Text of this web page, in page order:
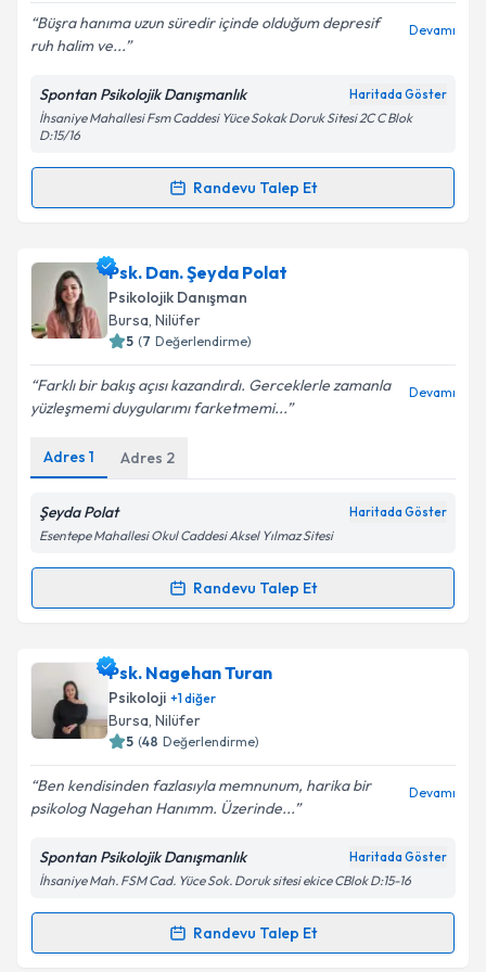
E-posta Adresiniz
Kişisel verilerimin işlenmesine ilişkinAydınlatma
kapsamda işlenmesini kabul ediyorum.
Büşra hanıma uzun süredir içinde olduğum depresif
ruh halim ve...
Devamı
Spontan Psikolojik Danışmanlık Haritada Göster
İhsaniye Mahallesi Fsm Caddesi Yüce Sokak Doruk Sitesi 2C C Blok
D:15/16
Randevu Talep Et
Randevu Takvimi Talebi
Klinik Psikolog Büşra Bulutiçin randevu takvimi
talebi oluşturun. Size bu uzmandan randevu almanız
için bir takvim hazırlandığında e-posta ile
bilgilendireceğiz.
E-posta Adresiniz
Kişisel verilerimin işlenmesine ilişkinAydınlatma
Metni
'ni okudum ve kişisel verilerimin belirtilen
kapsamda işlenmesini kabul ediyorum.
Takvim Talebini Gönder
Psk. Dan. Şeyda Polat
Psikolojik Danışman
Bursa, Nilüfer
5 (7 Değerlendirme)
Farklı bir bakış açısı kazandırdı. Gerceklerle zamanla
yüzleşmemi duygularımı farketmemi...
Devamı
Adres 1 Adres 2
Şeyda Polat Haritada Göster
Esentepe Mahallesi Okul Caddesi Aksel Yılmaz Sitesi
Randevu Talep Et
Randevu Takvimi Talebi
Psk. Dan. Şeyda Polatiçin randevu takvimi talebi
oluşturun. Size bu uzmandan randevu almanız için bir
takvim hazırlandığında e-posta ile bilgilendireceğiz.
Kişisel verilerimin işlenmesine ilişkin
Aydınlatma
Metni'ni okudum ve kişisel verilerimin belirtilen
kapsamda işlenmesini kabul ediyorum.
Psk. Nagehan Turan
Psikoloji +1diğer
Bursa, Nilüfer
5 (48 Değerlendirme)
Ben kendisinden fazlasıyla memnunum, harika bir
psikolog Nagehan Hanımm. Üzerinde...
Devamı
Spontan Psikolojik Danışmanlık Haritada Göster
İhsaniye Mah. FSM Cad. Yüce Sok. Doruk sitesi ekice CBlok D:15-16
Randevu Talep Et
Randevu Takvimi Talebi